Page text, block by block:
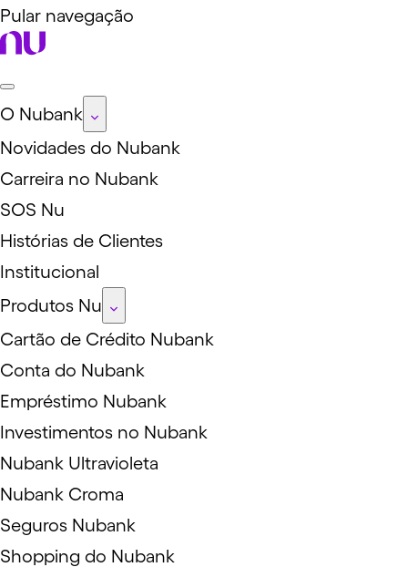
Pular navegação
O Nubank
Novidades do Nubank
Carreira no Nubank
SOS Nu
Histórias de Clientes
Institucional
Produtos Nu
Cartão de Crédito Nubank
Conta do Nubank
Empréstimo Nubank
Investimentos no Nubank
Nubank Ultravioleta
Nubank Croma
Seguros Nubank
Shopping do Nubank